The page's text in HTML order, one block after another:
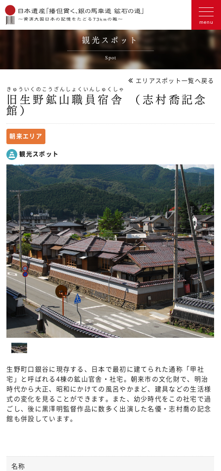
観光スポット
Spot
きゅういくのこうざんしょくいんしゅくしゃ
旧生野鉱山職員宿舎 （志村喬記念
館）
エリアスポット一覧へ戻る
朝来エリア
観光スポット
生野町口銀谷に現存する、日本で最初に建てられた通称「甲社
宅」と呼ばれる4棟の鉱山官舎・社宅。朝来市の文化財で、明治
時代から大正、昭和にかけての風呂やかまど、建具などの生活様
式の変化を見ることができます。また、幼少時代をこの社宅で過
ごし、後に黒澤明監督作品に数多く出演した名優・志村喬の記念
館も併設しています。
名称